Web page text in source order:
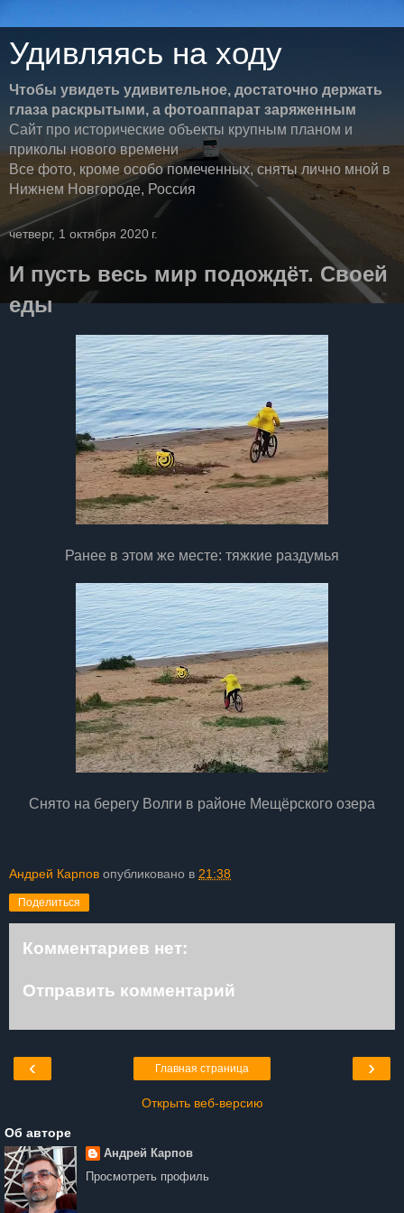
Удивляясь на ходу
Чтобы увидеть удивительное, достаточно держать
глаза раскрытыми, а фотоаппарат заряженным
Сайт про исторические объекты крупным планом и
приколы нового времени
Все фото, кроме особо помеченных, сняты лично мной в
Нижнем Новгороде, Россия
четверг, 1 октября 2020 г.
И пусть весь мир подождёт. Своей
еды
Ранее в этом же месте: тяжкие раздумья
Снято на берегу Волги в районе Мещёрского озера
Андрей Карпов опубликовано в 21:38
Поделиться
Комментариев нет:
Отправить комментарий
‹ ›
Главная страница
Открыть веб-версию
Об авторе
Андрей Карпов
Просмотреть профиль